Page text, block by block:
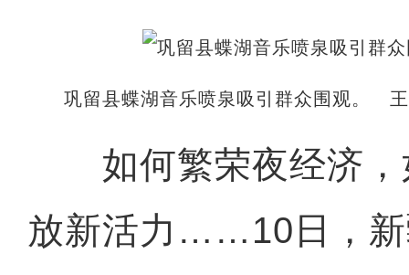
巩留县蝶湖音乐喷泉吸引群众围观。
如何繁荣夜经济，
放新活力……10日，新